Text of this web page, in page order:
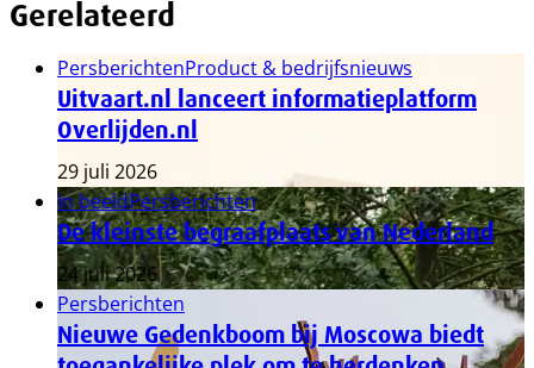
Gerelateerd
PersberichtenProduct & bedrijfsnieuws
Uitvaart.nl lanceert informatieplatform
Overlijden.nl
29 juli 2026
In beeldPersberichten
De kleinste begraafplaats van Nederland
24 juli 2026
Persberichten
Nieuwe Gedenkboom bij Moscowa biedt